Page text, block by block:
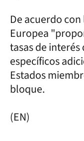
De acuerdo
Europea
tasas de
específicos
Estados
bloque.
(EN)